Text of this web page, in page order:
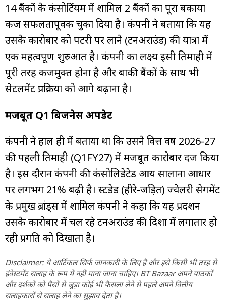
14 बैंकों के कंसोर्टियम में शामिल 2 बैंकों का पूरा बकाया
कर्ज सफलतापूर्वक चुका दिया है। कंपनी ने बताया कि यह
उसके कारोबार को पटरी पर लाने (टर्नअराउंड) की यात्रा में
एक महत्वपूर्ण शुरुआत है। कंपनी का लक्ष्य इसी तिमाही में
पूरी तरह कर्जमुक्त होना है और बाकी बैंकों के साथ भी
सेटलमेंट प्रक्रिया को आगे बढ़ाना है।
मजबूत Q1 बिजनेस अपडेट
कंपनी ने हाल ही में बताया था कि उसने वित्त वर्ष 2026-27
की पहली तिमाही (Q1FY27) में मजबूत कारोबार दर्ज किया
है। इस दौरान कंपनी की कंसोलिडेटेड आय सालाना आधार
पर लगभग 21% बढ़ी है। स्टडेड (हीरे-जड़ित) ज्वेलरी सेगमेंट
के प्रमुख ब्रांड्स में शामिल कंपनी ने कहा कि यह प्रदर्शन
उसके कारोबार में चल रहे टर्नअराउंड की दिशा में लगातार हो
रही प्रगति को दिखाता है।
Disclaimer: ये आर्टिकल सिर्फ जानकारी के लिए है और इसे किसी भी तरह से
इंवेस्टमेंट सलाह के रूप में नहीं माना जाना चाहिए। BT Bazaar अपने पाठकों
और दर्शकों को पैसों से जुड़ा कोई भी फैसला लेने से पहले अपने वित्तीय
सलाहकारों से सलाह लेने का सुझाव देता है।